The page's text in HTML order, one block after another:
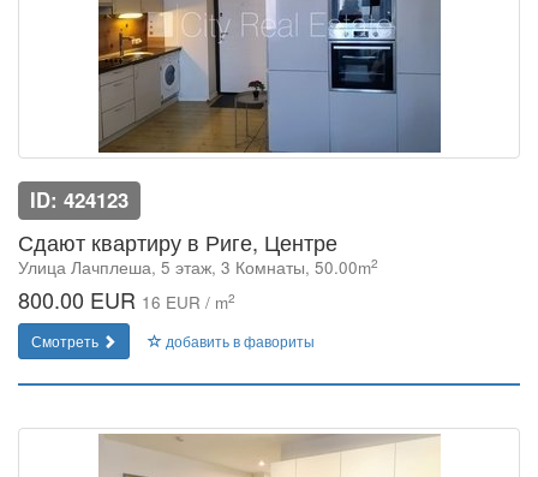
ID: 424123
Сдают квартиру в Риге, Центре
Улица Лачплеша, 5 этаж, 3 Комнаты, 50.00m2
800.00 EUR 16 EUR / m2
Смотреть добавить в фавориты